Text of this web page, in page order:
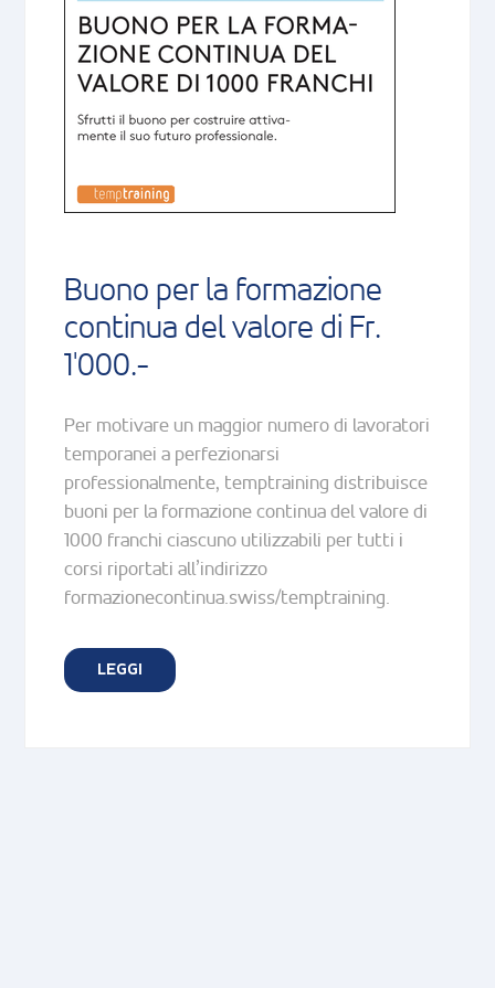
Buono per la formazione
continua del valore di Fr.
1'000.-
Per motivare un maggior numero di lavoratori
temporanei a perfezionarsi
professionalmente, temptraining distribuisce
buoni per la formazione continua del valore di
1000 franchi ciascuno utilizzabili per tutti i
corsi riportati all’indirizzo
formazionecontinua.swiss/temptraining.
LEGGI